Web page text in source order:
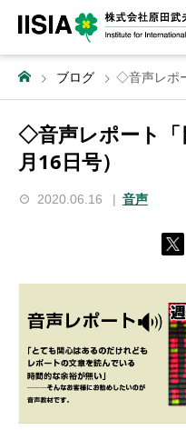
ブログ ◇音声レポー
◇音声レポート「
月16日号）
2020.06.16 音声